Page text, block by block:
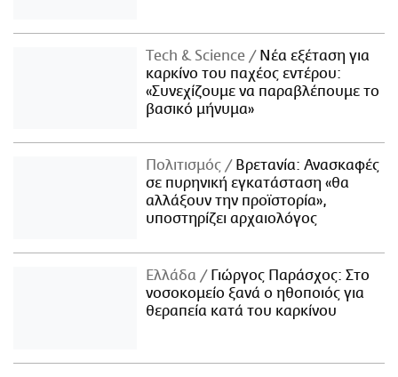
Τech & Science
Νέα εξέταση για
καρκίνο του παχέος εντέρου:
«Συνεχίζουμε να παραβλέπουμε το
βασικό μήνυμα»
Πολιτισμός
Βρετανία: Ανασκαφές
σε πυρηνική εγκατάσταση «θα
αλλάξουν την προϊστορία»,
υποστηρίζει αρχαιολόγος
Ελλάδα
Γιώργος Παράσχος: Στο
νοσοκομείο ξανά ο ηθοποιός για
θεραπεία κατά του καρκίνου